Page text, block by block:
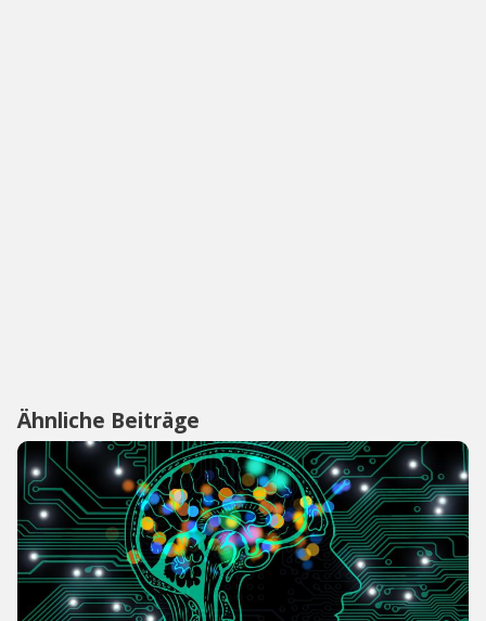
Ähnliche Beiträge